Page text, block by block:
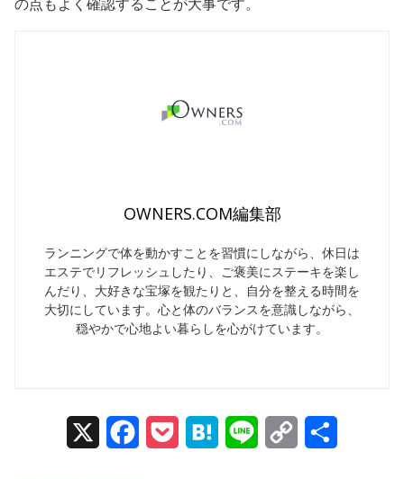
OWNERS.COM編集部
ランニングで体を動かすことを習慣にしながら、休日は
エステでリフレッシュしたり、ご褒美にステーキを楽し
んだり、大好きな宝塚を観たりと、自分を整える時間を
大切にしています。心と体のバランスを意識しながら、
穏やかで心地よい暮らしを心がけています。
Facebook
Pocket Hatena Line
Copy